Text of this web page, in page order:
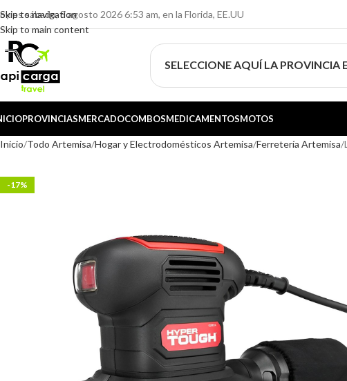
Skip to navigation
Skip to main content
es sábado, 8 agosto 2026 6:53 am, en la Florida, EE.UU
SELECCIONE AQUÍ LA PROVINCIA
PROVINCIASMERCADOCOMBOSMEDICAMENTOSMOTOS
Inicio Todo Artemisa Hogar y Electrodomésticos Artemisa Ferretería Artemisa
-17%